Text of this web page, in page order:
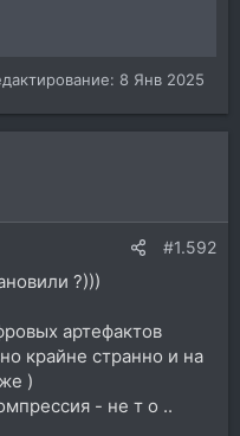
8 Янв 2025
#1.592
?)))
артефактов
крайне странно и на
)
- не т о ..